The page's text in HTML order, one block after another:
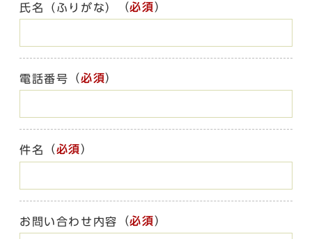
氏名（ふりがな） （必須）
電話番号 （必須）
件名 （必須）
お問い合わせ内容 （必須）